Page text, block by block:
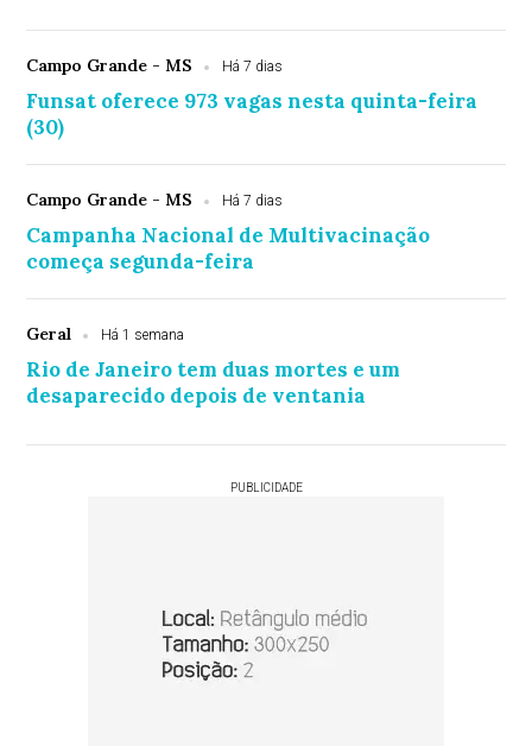
Campo Grande - MS Há 7 dias
Funsat oferece 973 vagas nesta quinta-feira
(30)
Campo Grande - MS Há 7 dias
Campanha Nacional de Multivacinação
começa segunda-feira
Geral Há 1 semana
Rio de Janeiro tem duas mortes e um
desaparecido depois de ventania
PUBLICIDADE